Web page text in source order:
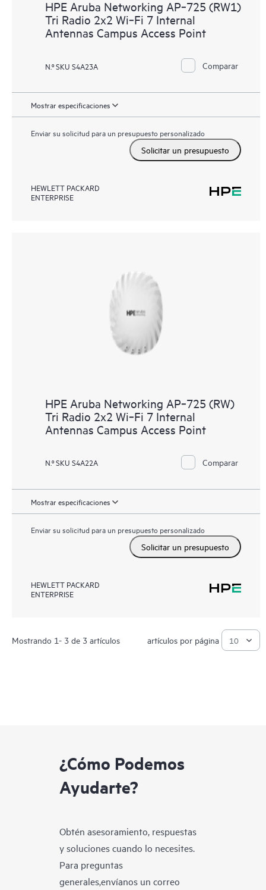
HPE Aruba Networking AP‑725 (RW1)
Tri Radio 2x2 Wi‑Fi 7 Internal
Antennas Campus Access Point
N.º SKU S4A23A Comparar
Mostrar especificaciones
Enviar su solicitud para un presupuesto personalizado
Solicitar un presupuesto
HEWLETT PACKARD
ENTERPRISE
HPE Aruba Networking AP‑725 (RW)
Tri Radio 2x2 Wi‑Fi 7 Internal
Antennas Campus Access Point
N.º SKU S4A22A Comparar
Mostrar especificaciones
Enviar su solicitud para un presupuesto personalizado
Solicitar un presupuesto
HEWLETT PACKARD
ENTERPRISE
Mostrando 1- 3 de 3 artículos artículos por página
¿Cómo Podemos
Ayudarte?
Obtén asesoramiento, respuestas
y soluciones cuando lo necesites.
Para preguntas
generales,envíanos un correo